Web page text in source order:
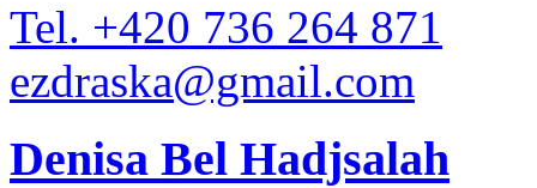
Tel. +420 736 264 871
ezdraska@gmail.com
Denisa Bel Hadjsalah